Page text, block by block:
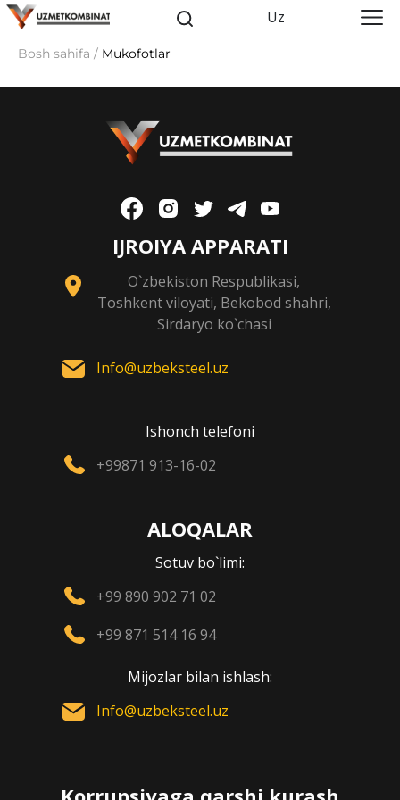
Uz
Bosh sahifa / Mukofotlar
IJROIYA APPARATI
O`zbekiston Respublikasi,
Toshkent viloyati, Bekobod shahri,
Sirdaryo ko`chasi
Info@uzbeksteel.uz
Ishonch telefoni
+99871 913-16-02
ALOQALAR
Sotuv bo`limi:
+99 890 902 71 02
+99 871 514 16 94
Mijozlar bilan ishlash:
Info@uzbeksteel.uz